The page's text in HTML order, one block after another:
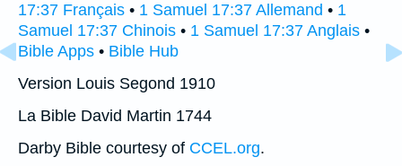
17:37 Français • 1 Samuel 17:37 Allemand • 1
Samuel 17:37 Chinois • 1 Samuel 17:37 Anglais •
Bible Apps • Bible Hub
Version Louis Segond 1910
La Bible David Martin 1744
Darby Bible courtesy of CCEL.org.